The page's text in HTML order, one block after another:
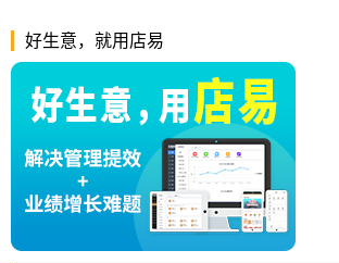
好生意，就用店易